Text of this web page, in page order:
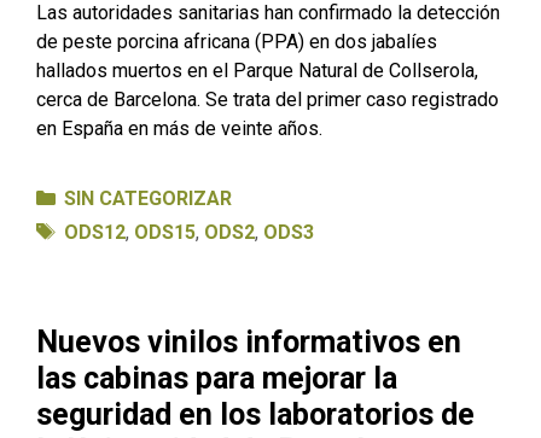
Las autoridades sanitarias han confirmado la detección
de peste porcina africana (PPA) en dos jabalíes
hallados muertos en el Parque Natural de Collserola,
cerca de Barcelona. Se trata del primer caso registrado
en España en más de veinte años.
Categorías
SIN CATEGORIZAR
Etiquetas
ODS12, ODS15, ODS2, ODS3
Nuevos vinilos informativos en
las cabinas para mejorar la
seguridad en los laboratorios de